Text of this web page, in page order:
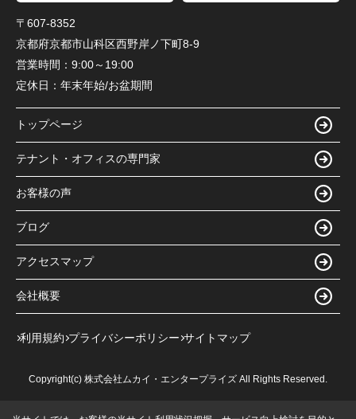
〒607-8352
京都府京都市山科区西野岸ノ下町8-9
営業時間： 9:00～19:00
定休日： 年末年始/お盆期間
トップページ
テナント・オフィスの専門家
お客様の声
ブログ
アクセスマップ
会社概要
利用規約 プライバシーポリシー サイトマップ
Copyright(c) 株式会社ムカイ・エンタープライズ All Rights Reserved.